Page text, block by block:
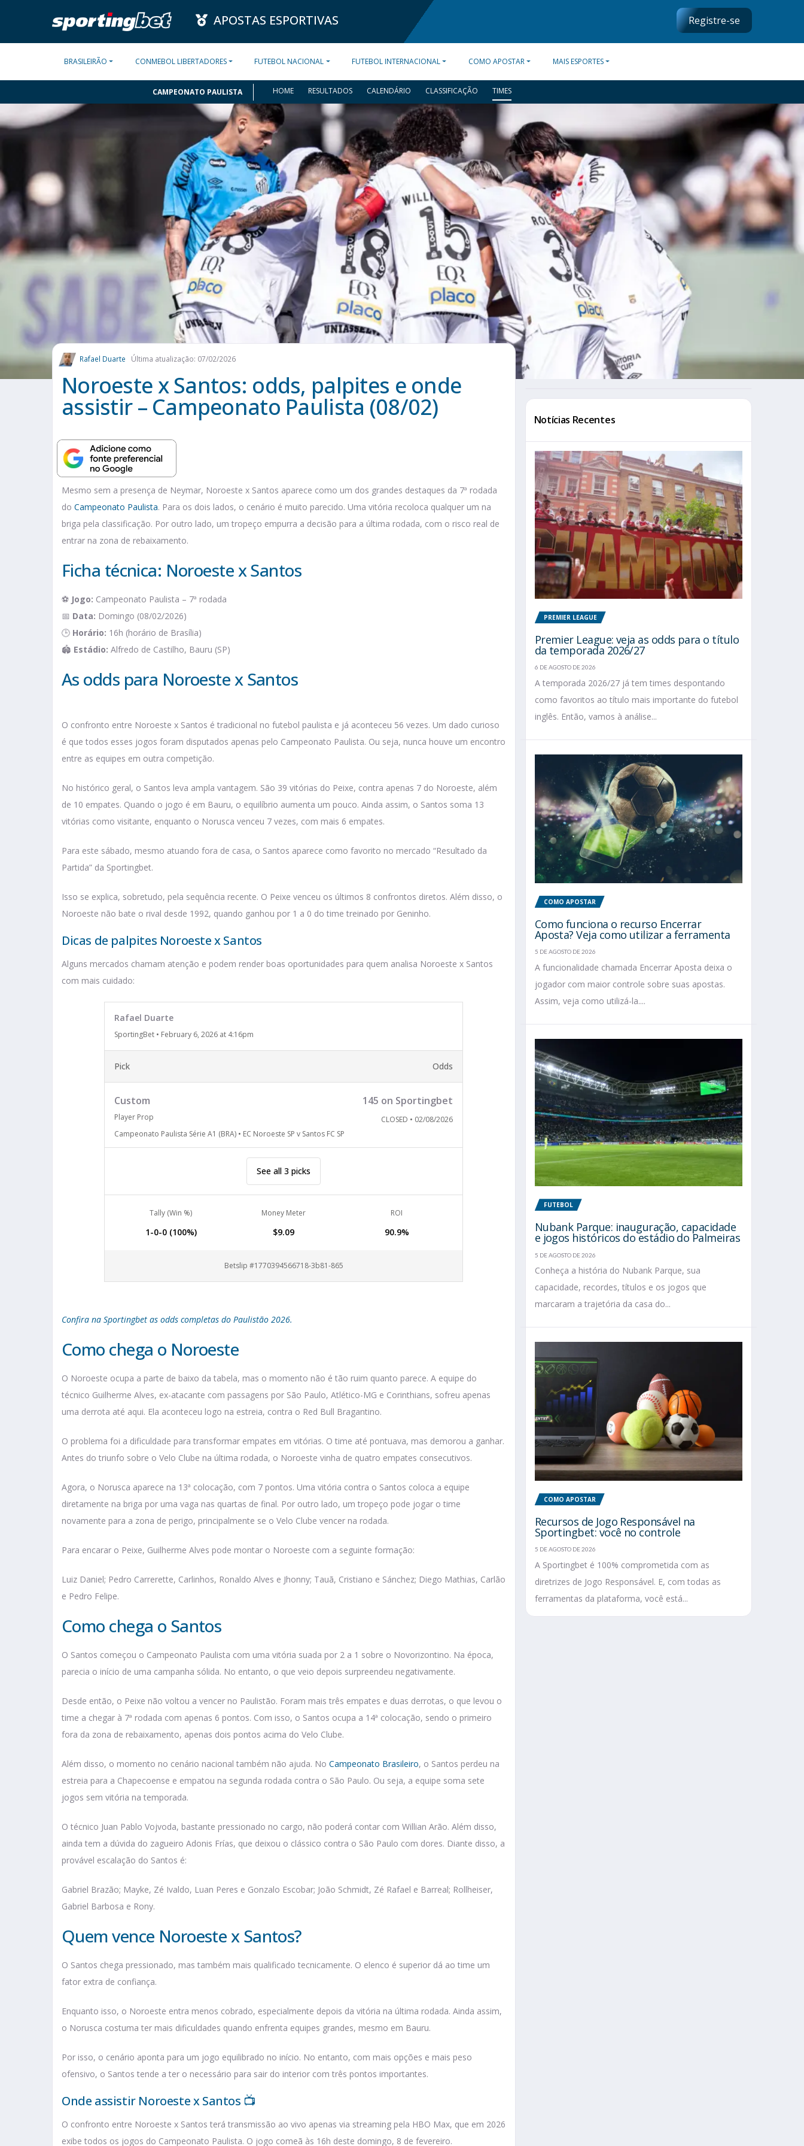
APOSTAS ESPORTIVAS Registre-se
BRASILEIRÃO CONMEBOL LIBERTADORES FUTEBOL NACIONAL FUTEBOL INTERNACIONAL COMO APOSTAR MAIS ESPORTES
CAMPEONATO PAULISTA HOME RESULTADOS CALENDÁRIO CLASSIFICAÇÃO TIMES
Rafael Duarte Última atualização: 07/02/2026
Noroeste x Santos: odds, palpites e onde
assistir – Campeonato Paulista (08/02)
Mesmo sem a presença de Neymar, Noroeste x Santos aparece como um dos grandes destaques da 7ª rodada
do Campeonato Paulista. Para os dois lados, o cenário é muito parecido. Uma vitória recoloca qualquer um na
briga pela classificação. Por outro lado, um tropeço empurra a decisão para a última rodada, com o risco real de
entrar na zona de rebaixamento.
Ficha técnica: Noroeste x Santos
⚽ Jogo: Campeonato Paulista – 7ª rodada
📅 Data: Domingo (08/02/2026)
🕒 Horário: 16h (horário de Brasília)
🏟️ Estádio: Alfredo de Castilho, Bauru (SP)
As odds para Noroeste x Santos
O confronto entre Noroeste x Santos é tradicional no futebol paulista e já aconteceu 56 vezes. Um dado curioso
é que todos esses jogos foram disputados apenas pelo Campeonato Paulista. Ou seja, nunca houve um encontro
entre as equipes em outra competição.
No histórico geral, o Santos leva ampla vantagem. São 39 vitórias do Peixe, contra apenas 7 do Noroeste, além
de 10 empates. Quando o jogo é em Bauru, o equilíbrio aumenta um pouco. Ainda assim, o Santos soma 13
vitórias como visitante, enquanto o Norusca venceu 7 vezes, com mais 6 empates.
Para este sábado, mesmo atuando fora de casa, o Santos aparece como favorito no mercado “Resultado da
Partida” da Sportingbet.
Isso se explica, sobretudo, pela sequência recente. O Peixe venceu os últimos 8 confrontos diretos. Além disso, o
Noroeste não bate o rival desde 1992, quando ganhou por 1 a 0 do time treinado por Geninho.
Dicas de palpites Noroeste x Santos
Alguns mercados chamam atenção e podem render boas oportunidades para quem analisa Noroeste x Santos
com mais cuidado:
Rafael Duarte
SportingBet • February 6, 2026 at 4:16pm
Pick Odds
Custom
Player Prop
Campeonato Paulista Série A1 (BRA) • EC Noroeste SP v Santos FC SP
145 on Sportingbet
CLOSED • 02/08/2026
See all 3 picks
Tally (Win %)
1-0-0 (100%)
Money Meter
$9.09
ROI
90.9%
Betslip #1770394566718-3b81-865
Confira na Sportingbet as odds completas do Paulistão 2026.
Como chega o Noroeste
O Noroeste ocupa a parte de baixo da tabela, mas o momento não é tão ruim quanto parece. A equipe do
técnico Guilherme Alves, ex-atacante com passagens por São Paulo, Atlético-MG e Corinthians, sofreu apenas
uma derrota até aqui. Ela aconteceu logo na estreia, contra o Red Bull Bragantino.
O problema foi a dificuldade para transformar empates em vitórias. O time até pontuava, mas demorou a ganhar.
Antes do triunfo sobre o Velo Clube na última rodada, o Noroeste vinha de quatro empates consecutivos.
Agora, o Norusca aparece na 13ª colocação, com 7 pontos. Uma vitória contra o Santos coloca a equipe
diretamente na briga por uma vaga nas quartas de final. Por outro lado, um tropeço pode jogar o time
novamente para a zona de perigo, principalmente se o Velo Clube vencer na rodada.
Para encarar o Peixe, Guilherme Alves pode montar o Noroeste com a seguinte formação:
Luiz Daniel; Pedro Carrerette, Carlinhos, Ronaldo Alves e Jhonny; Tauã, Cristiano e Sánchez; Diego Mathias, Carlão
e Pedro Felipe.
Como chega o Santos
O Santos começou o Campeonato Paulista com uma vitória suada por 2 a 1 sobre o Novorizontino. Na época,
parecia o início de uma campanha sólida. No entanto, o que veio depois surpreendeu negativamente.
Desde então, o Peixe não voltou a vencer no Paulistão. Foram mais três empates e duas derrotas, o que levou o
time a chegar à 7ª rodada com apenas 6 pontos. Com isso, o Santos ocupa a 14ª colocação, sendo o primeiro
fora da zona de rebaixamento, apenas dois pontos acima do Velo Clube.
Além disso, o momento no cenário nacional também não ajuda. No Campeonato Brasileiro, o Santos perdeu na
estreia para a Chapecoense e empatou na segunda rodada contra o São Paulo. Ou seja, a equipe soma sete
jogos sem vitória na temporada.
O técnico Juan Pablo Vojvoda, bastante pressionado no cargo, não poderá contar com Willian Arão. Além disso,
ainda tem a dúvida do zagueiro Adonis Frías, que deixou o clássico contra o São Paulo com dores. Diante disso, a
provável escalação do Santos é:
Gabriel Brazão; Mayke, Zé Ivaldo, Luan Peres e Gonzalo Escobar; João Schmidt, Zé Rafael e Barreal; Rollheiser,
Gabriel Barbosa e Rony.
Quem vence Noroeste x Santos?
O Santos chega pressionado, mas também mais qualificado tecnicamente. O elenco é superior dá ao time um
fator extra de confiança.
Enquanto isso, o Noroeste entra menos cobrado, especialmente depois da vitória na última rodada. Ainda assim,
o Norusca costuma ter mais dificuldades quando enfrenta equipes grandes, mesmo em Bauru.
Por isso, o cenário aponta para um jogo equilibrado no início. No entanto, com mais opções e mais peso
ofensivo, o Santos tende a ter o necessário para sair do interior com três pontos importantes.
Onde assistir Noroeste x Santos 📺
O confronto entre Noroeste x Santos terá transmissão ao vivo apenas via streaming pela HBO Max, que em 2026
exibe todos os jogos do Campeonato Paulista. O jogo comeã às 16h deste domingo, 8 de fevereiro.
Notícias Recentes
PREMIER LEAGUE
Premier League: veja as odds para o título
da temporada 2026/27
6 DE AGOSTO DE 2026
A temporada 2026/27 já tem times despontando
como favoritos ao título mais importante do futebol
inglês. Então, vamos à análise...
COMO APOSTAR
Como funciona o recurso Encerrar
Aposta? Veja como utilizar a ferramenta
5 DE AGOSTO DE 2026
A funcionalidade chamada Encerrar Aposta deixa o
jogador com maior controle sobre suas apostas.
Assim, veja como utilizá-la....
FUTEBOL
Nubank Parque: inauguração, capacidade
e jogos históricos do estádio do Palmeiras
5 DE AGOSTO DE 2026
Conheça a história do Nubank Parque, sua
capacidade, recordes, títulos e os jogos que
marcaram a trajetória da casa do...
COMO APOSTAR
Recursos de Jogo Responsável na
Sportingbet: você no controle
5 DE AGOSTO DE 2026
A Sportingbet é 100% comprometida com as
diretrizes de Jogo Responsável. E, com todas as
ferramentas da plataforma, você está...